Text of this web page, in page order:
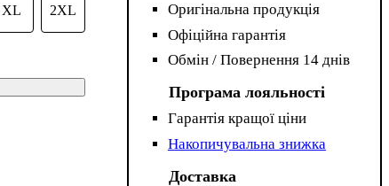
XL 2XL
Оригінальна продукція
Офіційна гарантія
Обмін / Повернення 14 днів
Програма лояльності
Гарантія кращої ціни
Накопичувальна знижка
Доставка